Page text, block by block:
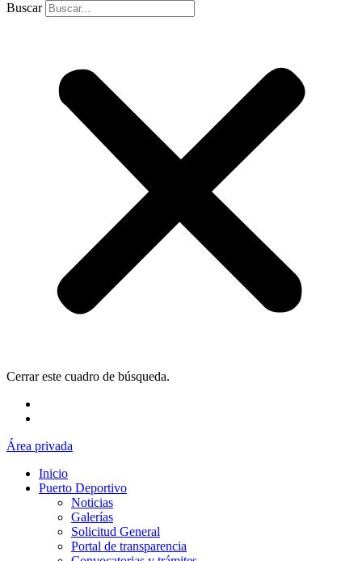
Buscar
Cerrar este cuadro de búsqueda.
Área privada
Inicio
Puerto Deportivo
Noticias
Galerías
Solicitud General
Portal de transparencia